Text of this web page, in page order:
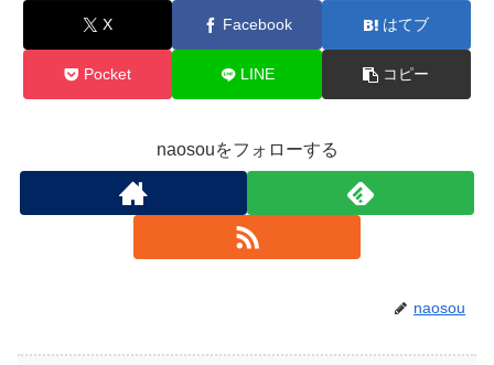
X Facebook はてブ
Pocket LINE コピー
naosouをフォローする
naosou